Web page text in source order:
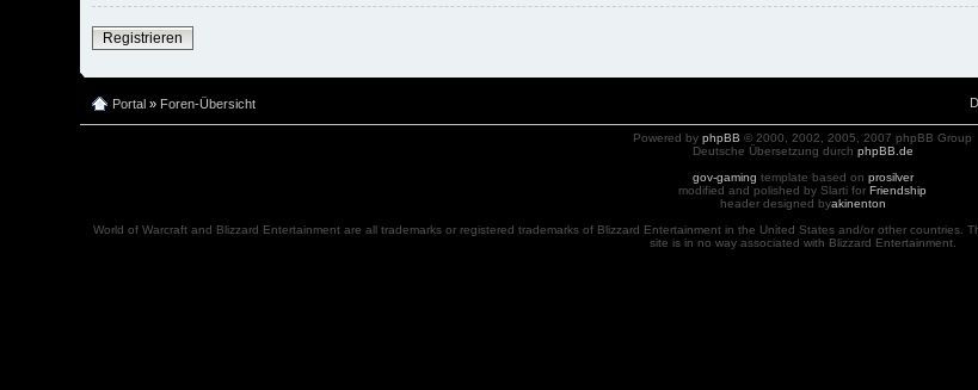
Registrieren
Portal » Foren-Übersicht
Powered by phpBB © 2000, 2002, 2005, 2007 phpBB Group
Deutsche Übersetzung durch phpBB.de
gov-gaming template based on prosilver
modified and polished by Slarti for Friendship
header designed byakinenton
World of Warcraft and Blizzard Entertainment are all trademarks or registered trademarks of Blizzard Entertainment in the United States and/or other
site is in no way associated with Blizzard Entertainment.